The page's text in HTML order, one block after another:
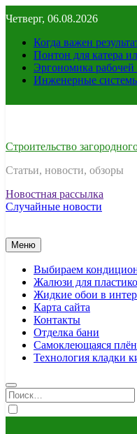
к
содержимому
Четверг, 06.08.2026
Когда важен
Понтон для катера
Эргономика
Инженерные
Строительство
Статьи, новости, обзоры
Новостная рассылка
Случайные новости
Меню
Выбираем
Жалюзи для
Жидкие обои в
Карта сайта
Контакты
Отделка бани
Самоклеющаяся
Технология кладки
Найти: